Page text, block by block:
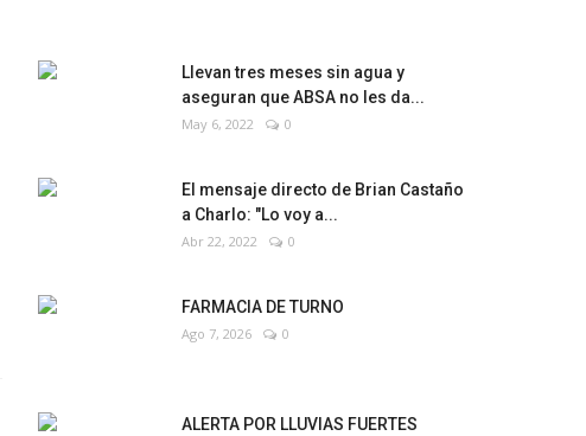
Llevan tres meses sin agua y
aseguran que ABSA no les da...
May 6, 2022 0
El mensaje directo de Brian Castaño
a Charlo: "Lo voy a...
Abr 22, 2022 0
FARMACIA DE TURNO
Ago 7, 2026 0
ALERTA POR LLUVIAS FUERTES